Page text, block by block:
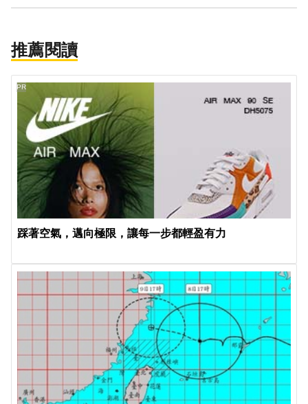
推薦閱讀
踩著空氣，邁向極限，讓每一步都輕盈有力
PR